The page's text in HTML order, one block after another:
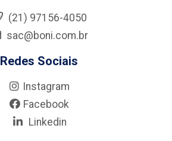
(21) 97156-4050
sac@boni.com.br
Redes Sociais
Instagram
Facebook
Linkedin